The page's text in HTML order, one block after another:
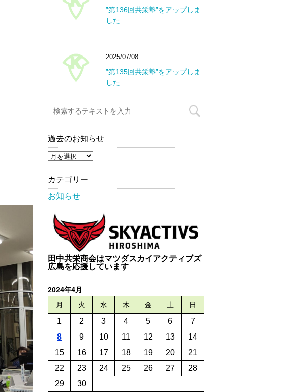
”第136回共栄塾”をアップしま
した
2025/07/08
”第135回共栄塾”をアップしま
した
過去のお知らせ
過
去
お
知
ら
カテゴリー
お知らせ
田中共栄商会はマツダスカイアクティブズ
広島を応援しています
2024年4月
月
火 水 木 金 土 日
1 2 3 4 5 6
7
8
9 10 11 12 13
14
15
16 17 18 19 20
21
22
23 24 25 26 27
28
29
30